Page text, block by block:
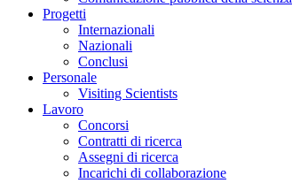
Progetti
Internazionali
Nazionali
Conclusi
Personale
Visiting Scientists
Lavoro
Concorsi
Contratti di ricerca
Assegni di ricerca
Incarichi di collaborazione